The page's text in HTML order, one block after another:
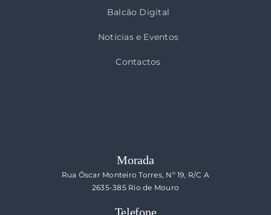
Balcão Digital
Notícias e Eventos
Contactos
Morada
Rua Óscar Monteiro Torres, Nº 19, R/C A
2635-385 Rio de Mouro
Telefone